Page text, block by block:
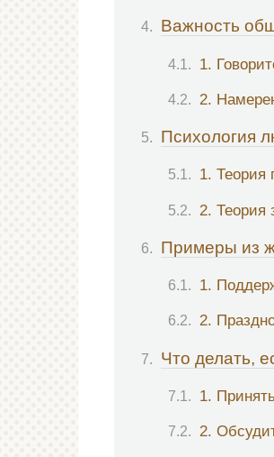
Важность
1.
2.
Психология
1. Теория
2. Теория
Примеры из
1.
2.
Что делать,
1.
2.